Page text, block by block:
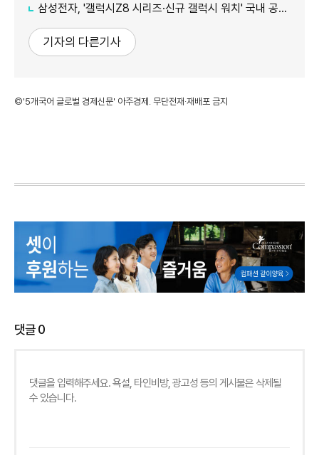
삼성전자, '갤럭시Z8 시리즈·신규 갤럭시 워치' 국내 공식 출시
기자의 다른기사
©'5개국어 글로벌 경제신문' 아주경제. 무단전재·재배포 금지
댓글0